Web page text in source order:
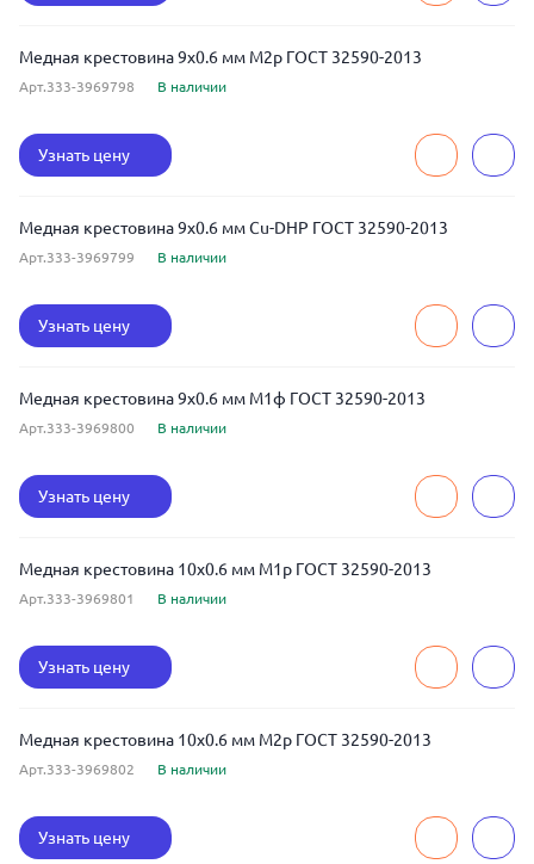
Медная крестовина 9x0.6 мм М2р ГОСТ 32590-2013
Арт.333-3969798 В наличии
Узнать цену
Медная крестовина 9x0.6 мм Cu-DHP ГОСТ 32590-2013
Арт.333-3969799 В наличии
Узнать цену
Медная крестовина 9x0.6 мм М1ф ГОСТ 32590-2013
Арт.333-3969800 В наличии
Узнать цену
Медная крестовина 10x0.6 мм М1р ГОСТ 32590-2013
Арт.333-3969801 В наличии
Узнать цену
Медная крестовина 10x0.6 мм М2р ГОСТ 32590-2013
Арт.333-3969802 В наличии
Узнать цену